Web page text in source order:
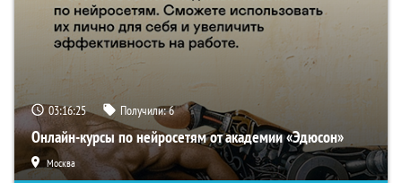
03:16:24 Получили:6
Онлайн-курсы по нейросетям от академии «Эдюсон»
Москва